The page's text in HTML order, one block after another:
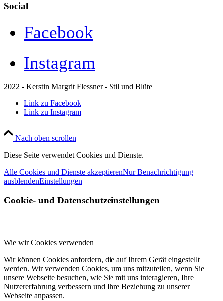
Social
Facebook
Instagram
2022 - Kerstin Margrit Flessner - Stil und Blüte
Link zu Facebook
Link zu Instagram
Nach oben scrollen
Diese Seite verwendet Cookies und Dienste.
Alle Cookies und Dienste akzeptierenNur Benachrichtigung
ausblendenEinstellungen
Cookie- und Datenschutzeinstellungen
Wie wir Cookies verwenden
Wir können Cookies anfordern, die auf Ihrem Gerät eingestellt
werden. Wir verwenden Cookies, um uns mitzuteilen, wenn Sie
unsere Webseite besuchen, wie Sie mit uns interagieren, Ihre
Nutzererfahrung verbessern und Ihre Beziehung zu unserer
Webseite anpassen.